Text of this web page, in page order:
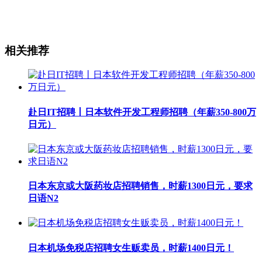
相关推荐
赴日IT招聘丨日本软件开发工程师招聘（年薪350-800万
日元）
日本东京或大阪药妆店招聘销售，时薪1300日元，要求
日语N2
日本机场免税店招聘女生贩卖员，时薪1400日元！